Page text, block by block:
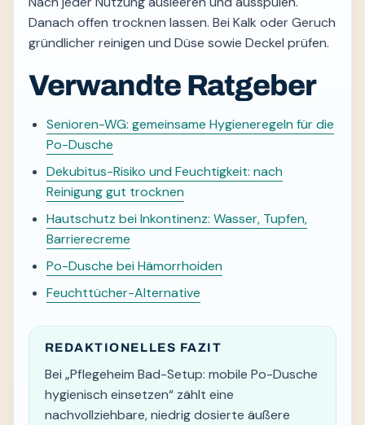
Danach offen trocknen lassen. Bei Kalk oder Geruch
gründlicher reinigen und Düse sowie Deckel prüfen.
Verwandte Ratgeber
Senioren-WG: gemeinsame Hygieneregeln für die
Po-Dusche
Dekubitus-Risiko und Feuchtigkeit: nach
Reinigung gut trocknen
Hautschutz bei Inkontinenz: Wasser, Tupfen,
Barrierecreme
Po-Dusche bei Hämorrhoiden
Feuchttücher-Alternative
REDAKTIONELLES FAZIT
Bei „Pflegeheim Bad-Setup: mobile Po-Dusche
hygienisch einsetzen“ zählt eine
nachvollziehbare, niedrig dosierte äußere